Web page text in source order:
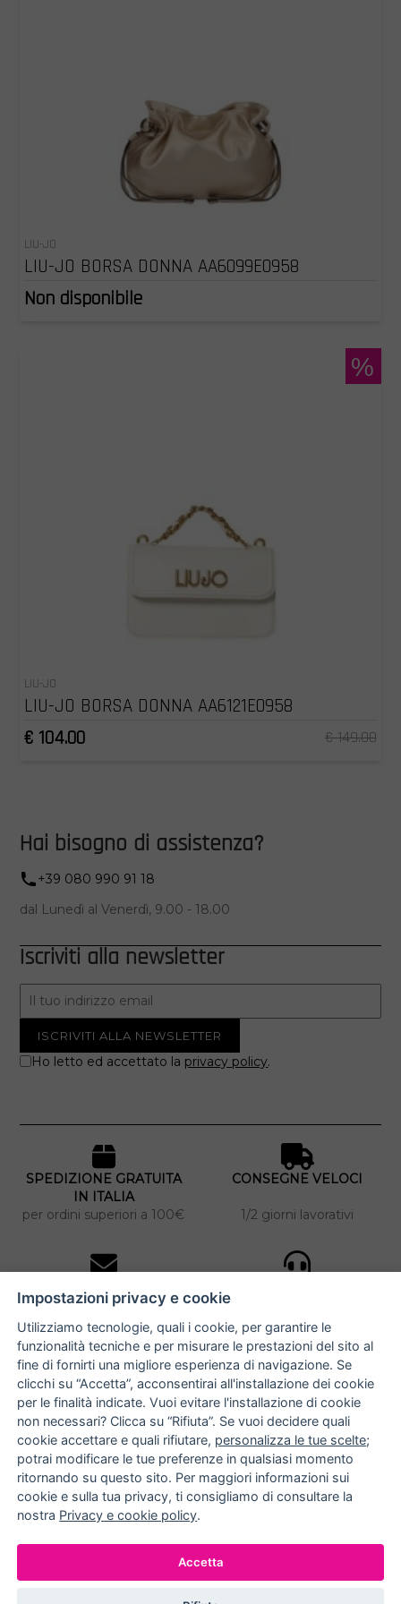
LIU-JO
LIU-JO BORSA DONNA AA6099E0958
Non disponibile
LIU-JO
LIU-JO BORSA DONNA AA6121E0958
€ 104.00
€ 149.00
%
Hai bisogno di assistenza?
+39 080 990 91 18
dal Lunedì al Venerdì, 9.00 - 18.00
Iscriviti alla newsletter
Ho letto ed accettato la privacy policy.
SPEDIZIONE GRATUITA
IN ITALIA
per ordini superiori a 100€
CONSEGNE VELOCI
1/2 giorni lavorativi
iscriviti alla newsletter
per tutti gli ordini
NUCCIA COSTANTINO
via Argiro 112/114 - 70122 Bari
+39 080 990 9118
+39 391 72 89 930
METODI DI PAGAMENTO
Impostazioni privacy e cookie
Utilizziamo tecnologie, quali i cookie, per garantire le
funzionalità tecniche e per misurare le prestazioni del sito al
fine di fornirti una migliore esperienza di navigazione. Se
clicchi su “Accetta”, acconsentirai all'installazione dei cookie
per le finalità indicate. Vuoi evitare l'installazione di cookie
non necessari? Clicca su “Rifiuta”. Se vuoi decidere quali
cookie accettare e quali rifiutare, personalizza le tue scelte;
potrai modificare le tue preferenze in qualsiasi momento
ritornando su questo sito. Per maggiori informazioni sui
cookie e sulla tua privacy, ti consigliamo di consultare la
nostra Privacy e cookie policy.
Accetta